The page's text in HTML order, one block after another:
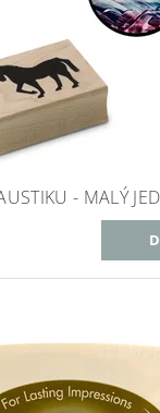
- MALÝ